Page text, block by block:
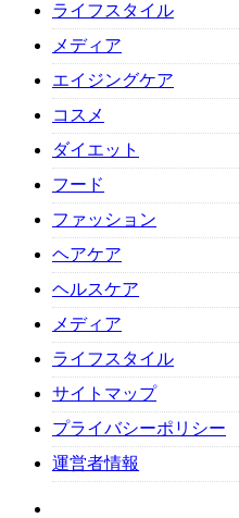
ライフスタイル
メディア
エイジングケア
コスメ
ダイエット
フード
ファッション
ヘアケア
ヘルスケア
メディア
ライフスタイル
サイトマップ
プライバシーポリシー
運営者情報